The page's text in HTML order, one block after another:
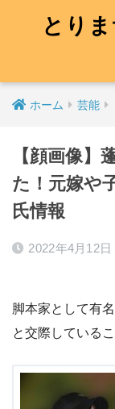
とり
ホーム 芸能
【顔画像】
た！元嫁や
氏情報
2022年4月12日
脚本家として有
と交際している